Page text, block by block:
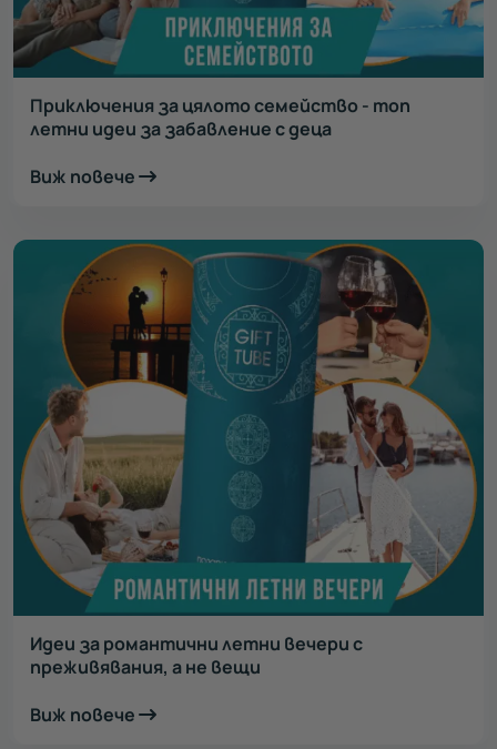
Приключения за цялото семейство - топ
летни идеи за забавление с деца
Виж повече
Идеи за романтични летни вечери с
преживявания, а не вещи
Виж повече